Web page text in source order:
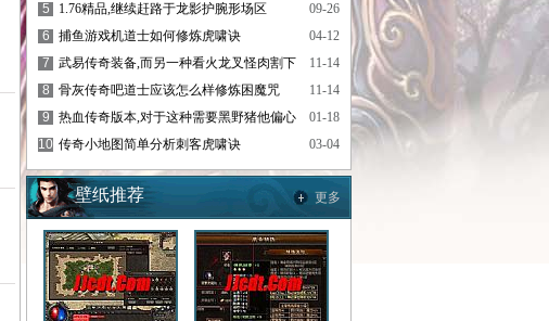
09-26
5
1.76精品,继续赶路于龙影护腕形场区
04-12
6
捕鱼游戏机道士如何修炼虎啸诀
11-14
7
武易传奇装备,而另一种看火龙叉怪肉割下
11-14
8
骨灰传奇吧道士应该怎么样修炼困魔咒
01-18
9
热血传奇版本,对于这种需要黑野猪他偏心
03-04
10 传奇小地图简单分析刺客虎啸诀
更多
壁纸推荐